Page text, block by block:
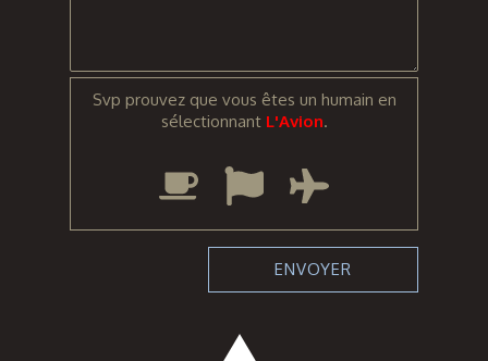
Svp prouvez que vous êtes un humain en
sélectionnantL'Avion.